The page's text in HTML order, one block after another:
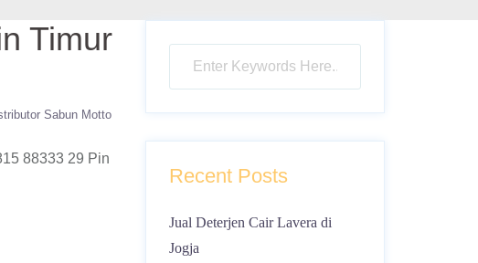
Timur
Sabun Motto
88333 29 Pin
Recent Posts
Jual Deterjen Cair Lavera di
Jogja